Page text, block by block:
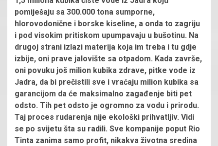
pomiješaju sa 300.000 tona sumporne,
hlorovodonične i borske kiseline, a onda to zagriju
i pod visokim pritiskom upumpavaju u bušotinu. Na
drugoj strani izlazi materija koja im treba i tu gdje
izbije, oni prave jalovište sa otpadom. Kada završe,
oni povuku još milion kubika zdrave, pitke vode iz
Jadra, da bi prečistili sve i vraćaju milion kubika sa
garancijom da će maksimalno zagađenje biti pet
odsto. Tih pet odsto je ogromno za vodu i prirodu.
Taj proces rudarenja nije ekološki prihvatljiv. Vidi
se po svijetu šta su radili. Sve kompanije poput Rio
Tinta zanima samo profit, nikakva životna sredina